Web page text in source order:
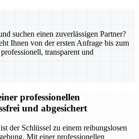
suchen einen zuverlässigen Partner?
Ihnen von der ersten Anfrage bis zum
transparent und
professionellen
und abgesichert
der Schlüssel zu einem reibungslosen
Mit einer professionellen